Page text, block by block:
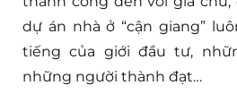
dự án nhà ở “cận giang”
tiếng của giới đầu tư,
những người thành đạt…